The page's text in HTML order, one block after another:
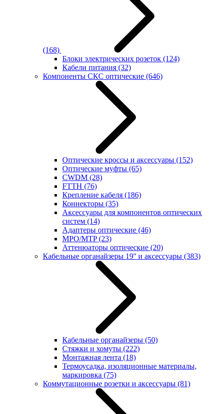
(168)
Блоки электрических розеток (124)
Кабели питания (32)
Компоненты СКС оптические (646)
Оптические кроссы и аксессуары (152)
Оптические муфты (65)
CWDM (28)
FTTH (76)
Крепление кабеля (186)
Коннекторы (35)
Аксессуары для компонентов оптических
систем (14)
Адаптеры оптические (46)
MPO/MTP(23)
Аттенюаторы оптические (20)
Кабельные органайзеры 19'' и аксессуары (383)
Кабельные органайзеры (50)
Стяжки и хомуты (222)
Монтажная лента (18)
Термоусадка, изоляционные материалы,
маркировка (75)
Коммутационные розетки и аксессуары (81)